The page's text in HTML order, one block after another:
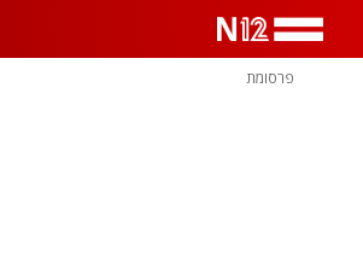
פרסומת